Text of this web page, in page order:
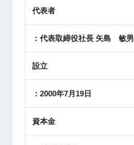
代表者
：代表取締役社長 矢島 敏男
設立
：2000年7月19日
資本金